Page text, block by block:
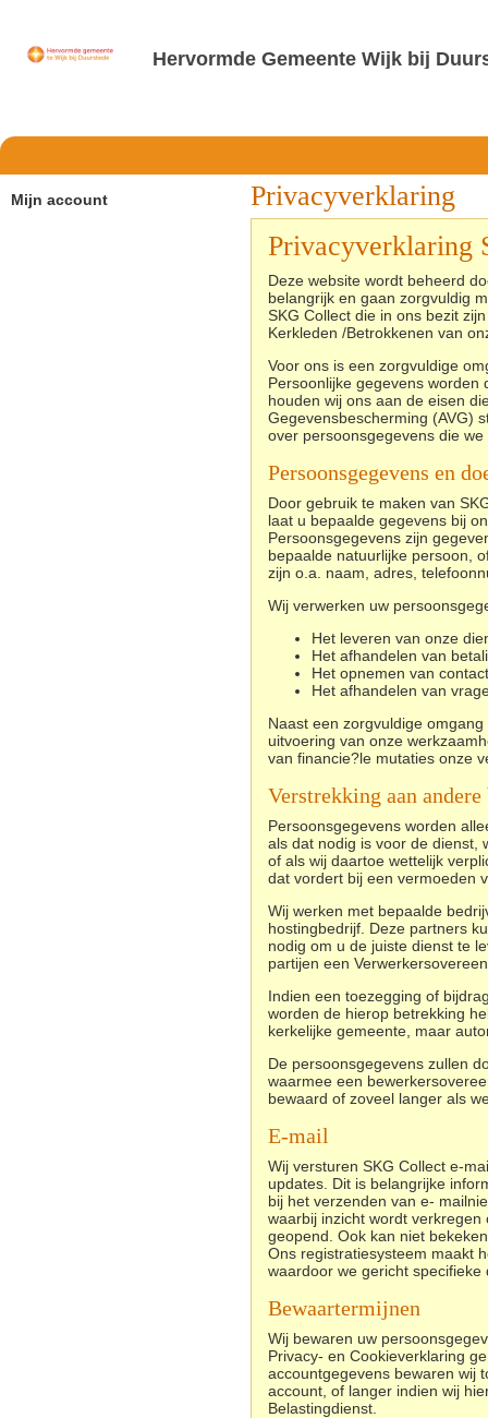
Hervormde Gemeente Wijk bij
Privacyverklaring
Privacyverklaring
Deze website wordt beheerd
belangrijk en gaan zorgvuldig
SKG Collect die in ons bezit
Kerkleden /Betrokkenen van
Voor ons is een zorgvuldige
Persoonlijke gegevens worden
houden wij ons aan de eisen
Gegevensbescherming (AVG)
over persoonsgegevens die
Persoonsgegevens en
Door gebruik te maken van
laat u bepaalde gegevens bij
Persoonsgegevens zijn
bepaalde natuurlijke persoon,
zijn o.a. naam, adres,
Wij verwerken uw
Het leveren van onze
Het afhandelen van
Het opnemen van
Het afhandelen van
Naast een zorgvuldige
uitvoering van onze
van financie?le mutaties onze
Verstrekking aan
Persoonsgegevens worden
als dat nodig is voor de dienst,
of als wij daartoe wettelijk
dat vordert bij een vermoeden
Wij werken met bepaalde
hostingbedrijf. Deze partners
nodig om u de juiste dienst te
partijen een
Indien een toezegging of
worden de hierop betrekking
kerkelijke gemeente, maar
De persoonsgegevens zullen
waarmee een
bewaard of zoveel langer als
E-mail
Wij versturen SKG Collect e-
updates. Dit is belangrijke
bij het verzenden van e-
waarbij inzicht wordt
geopend. Ook kan niet
Ons registratiesysteem maakt
waardoor we gericht
Bewaartermijnen
Wij bewaren uw
Privacy- en Cookieverklaring
accountgegevens bewaren wij
account, of langer indien wij
Belastingdienst.
Mijn account